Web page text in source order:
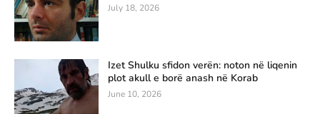
July 18, 2026
Izet Shulku sfidon verën: noton në liqenin
plot akull e borë anash në Korab
June 10, 2026